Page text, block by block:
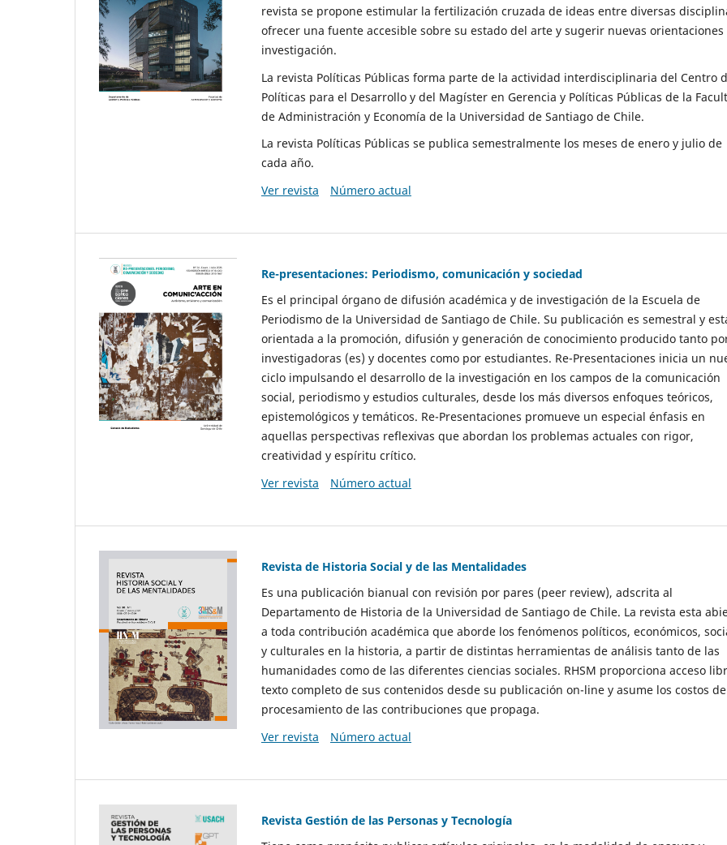
revista se propone estimular la fertilización cruzada de ideas entre diversas
ofrecer una fuente accesible sobre su estado del arte y sugerir nuevas orientaciones
investigación.
La revista Políticas Públicas forma parte de la actividad interdisciplinaria del Centro
Políticas para el Desarrollo y del Magíster en Gerencia y Políticas Públicas de la
de Administración y Economía de la Universidad de Santiago de Chile.
La revista Políticas Públicas se publica semestralmente los meses de enero y julio de
cada año.
Ver revista
Número actual
Re-presentaciones: Periodismo, comunicación y sociedad
Es el principal órgano de difusión académica y de investigación de la Escuela de
Periodismo de la Universidad de Santiago de Chile. Su publicación es semestral y
orientada a la promoción, difusión y generación de conocimiento producido tanto
investigadoras (es) y docentes como por estudiantes. Re-Presentaciones inicia un
ciclo impulsando el desarrollo de la investigación en los campos de la comunicación
social, periodismo y estudios culturales, desde los más diversos enfoques teóricos,
epistemológicos y temáticos. Re-Presentaciones promueve un especial énfasis en
aquellas perspectivas reflexivas que abordan los problemas actuales con rigor,
creatividad y espíritu crítico.
Ver revista
Número actual
Revista de Historia Social y de las Mentalidades
Es una publicación bianual con revisión por pares (peer review), adscrita al
Departamento de Historia de la Universidad de Santiago de Chile. La revista esta
a toda contribución académica que aborde los fenómenos políticos, económicos,
y culturales en la historia, a partir de distintas herramientas de análisis tanto de las
humanidades como de las diferentes ciencias sociales. RHSM proporciona acceso
texto completo de sus contenidos desde su publicación on-line y asume los costos de
procesamiento de las contribuciones que propaga.
Ver revista
Número actual
Revista Gestión de las Personas y Tecnología